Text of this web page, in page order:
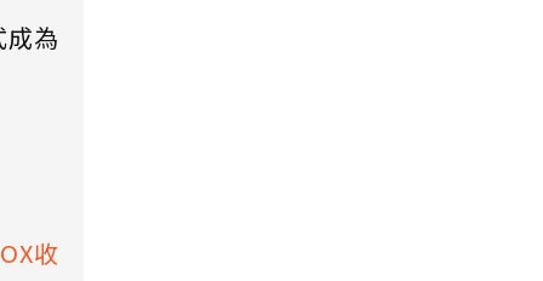
為
收